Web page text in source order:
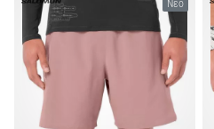
Στην
πράξη,
το
shuttle
run
δοκιμάζει
Νέο